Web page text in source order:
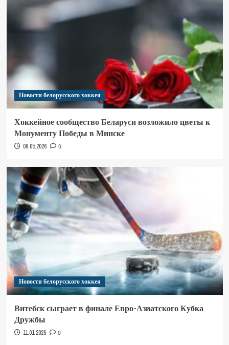
Новости белорусского хоккея
Хоккейное сообщество Беларуси возложило цветы к
Монументу Победы в Минске
09.05.2026 0
Новости белорусского хоккея
Витебск сыграет в финале Евро-Азиатского Кубка
Дружбы
11.01.2026 0